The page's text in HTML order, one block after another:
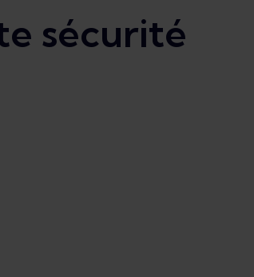
sécurité